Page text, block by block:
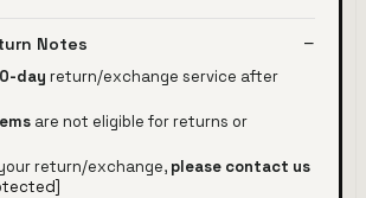
Notes
day return/exchange service after
are not eligible for returns or
return/exchange, please contact us